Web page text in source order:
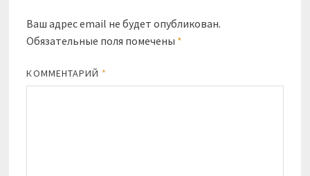
Ваш адрес email не будет опубликован.
Обязательные поля помечены *
КОММЕНТАРИЙ *